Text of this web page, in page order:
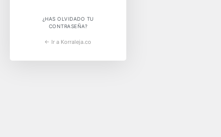
¿HAS OLVIDADO TU
CONTRASEÑA?
← Ir a Korraleja.co